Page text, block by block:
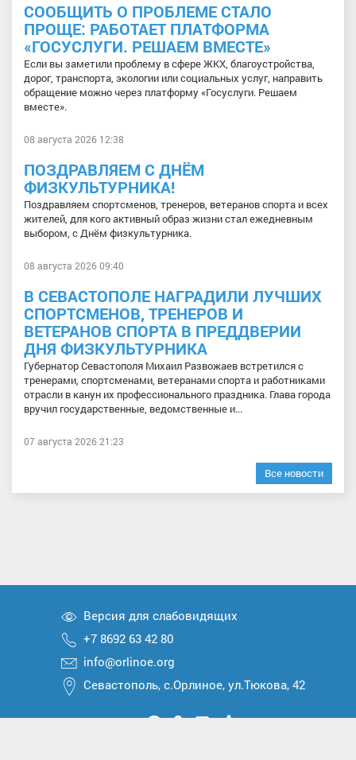
СООБЩИТЬ О ПРОБЛЕМЕ СТАЛО
ПРОЩЕ: РАБОТАЕТ ПЛАТФОРМА
«ГОСУСЛУГИ. РЕШАЕМ ВМЕСТЕ»
Если вы заметили проблему в сфере ЖКХ, благоустройства,
дорог, транспорта, экологии или социальных услуг, направить
обращение можно через платформу «Госуслуги. Решаем
вместе».
08 августа 2026 12:38
ПОЗДРАВЛЯЕМ С ДНЁМ
ФИЗКУЛЬТУРНИКА!
Поздравляем спортсменов, тренеров, ветеранов спорта и всех
жителей, для кого активный образ жизни стал ежедневным
выбором, с Днём физкультурника.
08 августа 2026 09:40
В СЕВАСТОПОЛЕ НАГРАДИЛИ ЛУЧШИХ
СПОРТСМЕНОВ, ТРЕНЕРОВ И
ВЕТЕРАНОВ СПОРТА В ПРЕДДВЕРИИ
ДНЯ ФИЗКУЛЬТУРНИКА
Губернатор Севастополя Михаил Развожаев встретился с
тренерами, спортсменами, ветеранами спорта и работниками
отрасли в канун их профессионального праздника. Глава города
вручил государственные, ведомственные и...
07 августа 2026 21:23
Все новости
Версия для слабовидящих
+7 8692 63 42 80
info@orlinoe.org
Севастополь, с.Орлиное, ул.Тюкова, 42
МыМыМыМыМы